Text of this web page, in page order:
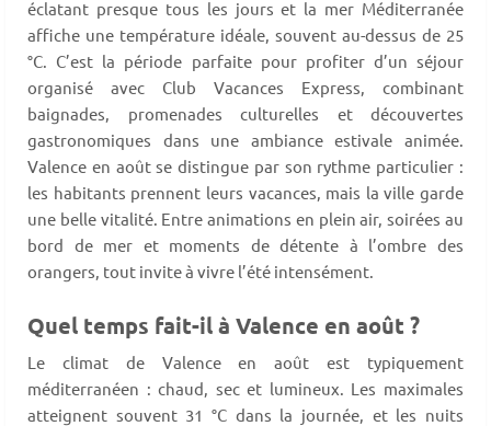
éclatant presque tous les jours et la mer Méditerranée
affiche une température idéale, souvent au-dessus de 25
°C. C’est la période parfaite pour profiter d’un séjour
organisé avec Club Vacances Express, combinant
baignades, promenades culturelles et découvertes
gastronomiques dans une ambiance estivale animée.
Valence en août se distingue par son rythme particulier :
les habitants prennent leurs vacances, mais la ville garde
une belle vitalité. Entre animations en plein air, soirées au
bord de mer et moments de détente à l’ombre des
orangers, tout invite à vivre l’été intensément.
Quel temps fait-il à Valence en août ?
Le climat de Valence en août est typiquement
méditerranéen : chaud, sec et lumineux. Les maximales
atteignent souvent 31 °C dans la journée, et les nuits